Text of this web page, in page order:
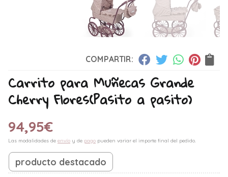
COMPARTIR:
Carrito para Muñecas Grande
Cherry Flores(Pasito a pasito)
94,95€
Las modalidades de envío y de pago pueden variar el importe final del pedido.
producto destacado